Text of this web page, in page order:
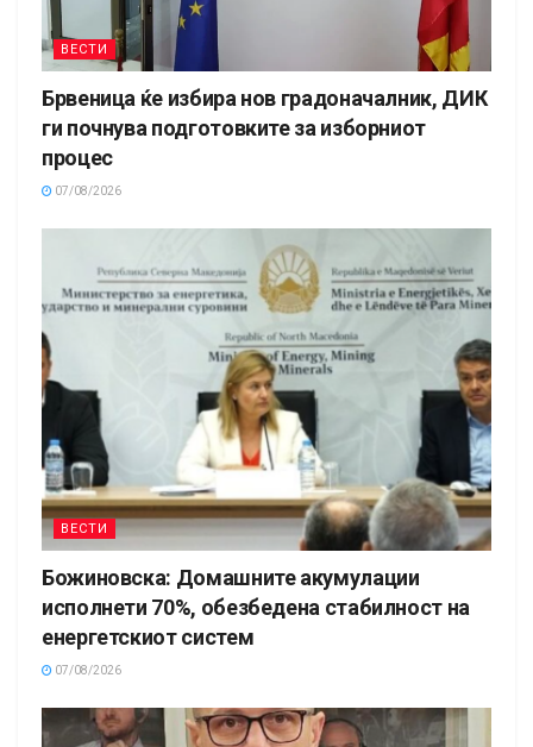
ВЕСТИ
Брвеница ќе избира нов градоначалник, ДИК
ги почнува подготовките за изборниот
процес
07/08/2026
ВЕСТИ
Божиновска: Домашните акумулации
исполнети 70%, обезбедена стабилност на
енергетскиот систем
07/08/2026